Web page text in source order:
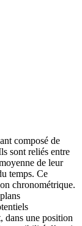
composé de
sont reliés entre
de leur
temps. Ce
chronométrique.
dans une position